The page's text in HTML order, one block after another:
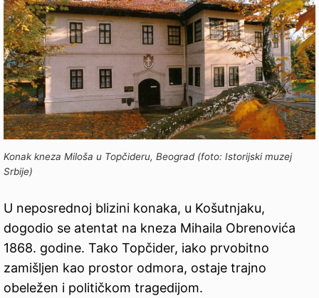
Konak kneza Miloša u Topčideru, Beograd (foto: Istorijski muzej
Srbije)
U neposrednoj blizini konaka, u Košutnjaku,
dogodio se atentat na kneza Mihaila Obrenovića
1868. godine. Tako Topčider, iako prvobitno
zamišljen kao prostor odmora, ostaje trajno
obeležen i političkom tragedijom.